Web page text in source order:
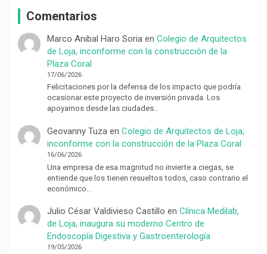
Comentarios
Marco Anibal Haro Soriaen Colegio de Arquitectos
de Loja, inconforme con la construcción de la
Plaza Coral
17/06/2026
Felicitaciones por la defensa de los impacto que podría
ocasionar este proyecto de inversión privada. Los
apoyamos desde las ciudades…
Geovanny Tuzaen Colegio de Arquitectos de Loja,
inconforme con la construcción de la Plaza Coral
16/06/2026
Una empresa de esa magnitud no invierte a ciegas, se
entiende que los tienen resueltos todos, caso contrario el
económico…
Julio César Valdivieso Castillo en Clínica Medilab,
de Loja, inaugura su moderno Centro de
Endoscopía Digestiva y Gastroenterología
19/05/2026